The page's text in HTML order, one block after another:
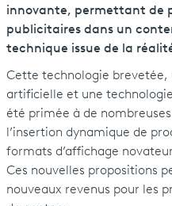
innovante, permettant de
publicitaires dans un
technique issue de la
Cette technologie brevetée,
artificielle et une
été primée à de
l’insertion dynamique de
formats d’affichage
Ces nouvelles propositions
nouveaux revenus pour les